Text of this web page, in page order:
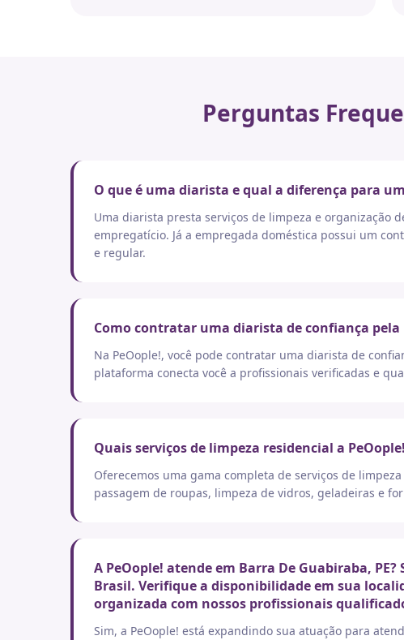
Perguntas
O que é uma diarista e qual a diferença para
Uma diarista presta serviços de limpeza e organização
empregatício. Já a empregada doméstica possui um
e regular.
Como contratar uma diarista de confiança pela
Na PeOople!, você pode contratar uma diarista de
plataforma conecta você a profissionais verificadas e
Quais serviços de limpeza residencial a
Oferecemos uma gama completa de serviços de
passagem de roupas, limpeza de vidros, geladeiras e
A PeOople! atende em Barra De Guabiraba,
Brasil. Verifique a disponibilidade em sua
organizada com nossos profissionais
Sim, a PeOople! está expandindo sua atuação para